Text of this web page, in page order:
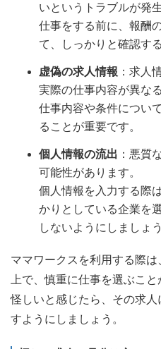
いというトラブルが発
仕事をする前に、報酬
て、しっかりと確認す
虚偽の求人情報 ：求人
実際の仕事内容が異な
仕事内容や条件につい
ることが重要です。
個人情報の流出 ：悪質
可能性があります。
個人情報を入力する際
かりとしている企業を
しないようにしましょう
ママワークスを利用する際
上で、慎重に仕事を選ぶこと
怪しいと感じたら、その求
すようにしましょう。